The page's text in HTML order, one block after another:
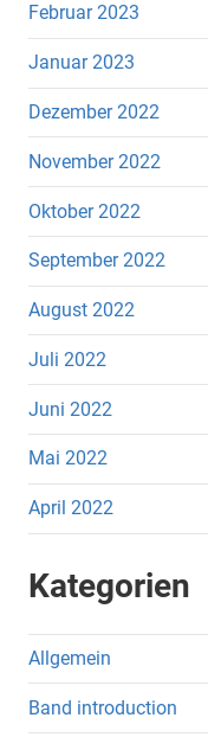
Februar 2023
Januar 2023
Dezember 2022
November 2022
Oktober 2022
September 2022
August 2022
Juli 2022
Juni 2022
Mai 2022
April 2022
Kategorien
Allgemein
Band introduction